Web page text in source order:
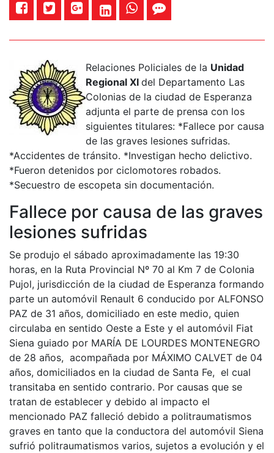
Relaciones Policiales de la Unidad
Regional XI del Departamento Las
Colonias de la ciudad de Esperanza
adjunta el parte de prensa con los
siguientes titulares: *Fallece por causa
de las graves lesiones sufridas.
*Accidentes de tránsito. *Investigan hecho delictivo.
*Fueron detenidos por ciclomotores robados.
*Secuestro de escopeta sin documentación.
Fallece por causa de las graves
lesiones sufridas
Se produjo el sábado aproximadamente las 19:30
horas, en la Ruta Provincial Nº 70 al Km 7 de Colonia
Pujol, jurisdicción de la ciudad de Esperanza formando
parte un automóvil Renault 6 conducido por ALFONSO
PAZ de 31 años, domiciliado en este medio, quien
circulaba en sentido Oeste a Este y el automóvil Fiat
Siena guiado por MARÍA DE LOURDES MONTENEGRO
de 28 años, acompañada por MÁXIMO CALVET de 04
años, domiciliados en la ciudad de Santa Fe, el cual
transitaba en sentido contrario. Por causas que se
tratan de establecer y debido al impacto el
mencionado PAZ falleció debido a politraumatismos
graves en tanto que la conductora del automóvil Siena
sufrió politraumatismos varios, sujetos a evolución y el